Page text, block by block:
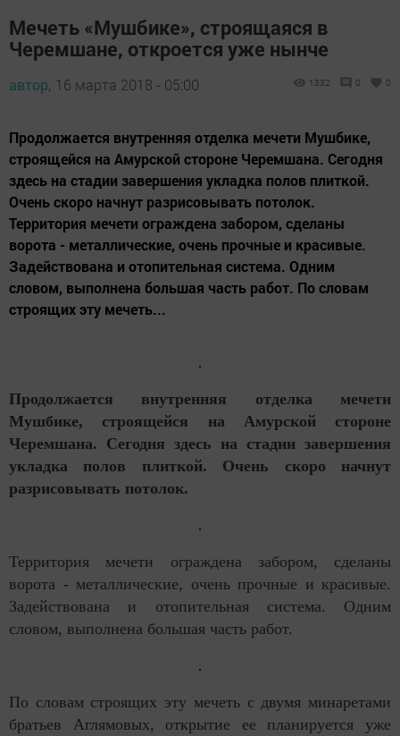
Мечеть «Мушбике», строящаяся в
Черемшане, откроется уже нынче
автор, 16 марта 2018 - 05:00 1332 0 0
Продолжается внутренняя отделка мечети Мушбике,
строящейся на Амурской стороне Черемшана. Сегодня
здесь на стадии завершения укладка полов плиткой.
Очень скоро начнут разрисовывать потолок.
Территория мечети ограждена забором, сделаны
ворота - металлические, очень прочные и красивые.
Задействована и отопительная система. Одним
словом, выполнена большая часть работ. По словам
строящих эту мечеть...
Продолжается внутренняя отделка мечети
Мушбике, строящейся на Амурской стороне
Черемшана. Сегодня здесь на стадии завершения
укладка полов плиткой. Очень скоро начнут
разрисовывать потолок.
Территория мечети ограждена забором, сделаны
ворота - металлические, очень прочные и красивые.
Задействована и отопительная система. Одним
словом, выполнена большая часть работ.
По словам строящих эту мечеть с двумя минаретами
братьев Аглямовых, открытие ее планируется уже